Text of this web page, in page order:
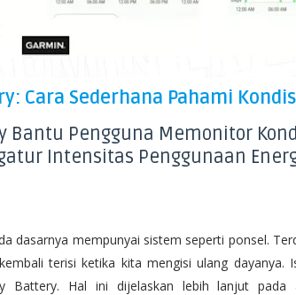
Cara Sederhana Pahami
Bantu Pengguna Memonitor
Intensitas Penggunaan
dasarnya mempunyai sistem seperti ponsel.
terisi ketika kita mengisi ulang dayanya.
Battery. Hal ini dijelaskan lebih lanjut